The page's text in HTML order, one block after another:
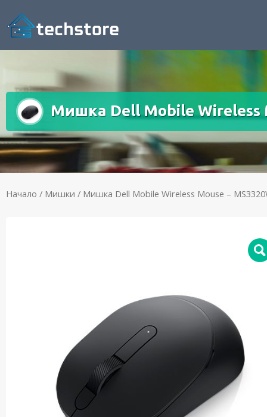
Мишка Dell Mobile Wireless
Начало / Мишки / Мишка Dell Mobile Wireless Mouse –